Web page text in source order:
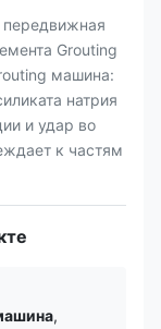
Grouting
машина:
натрия
и удар во
к частям
,